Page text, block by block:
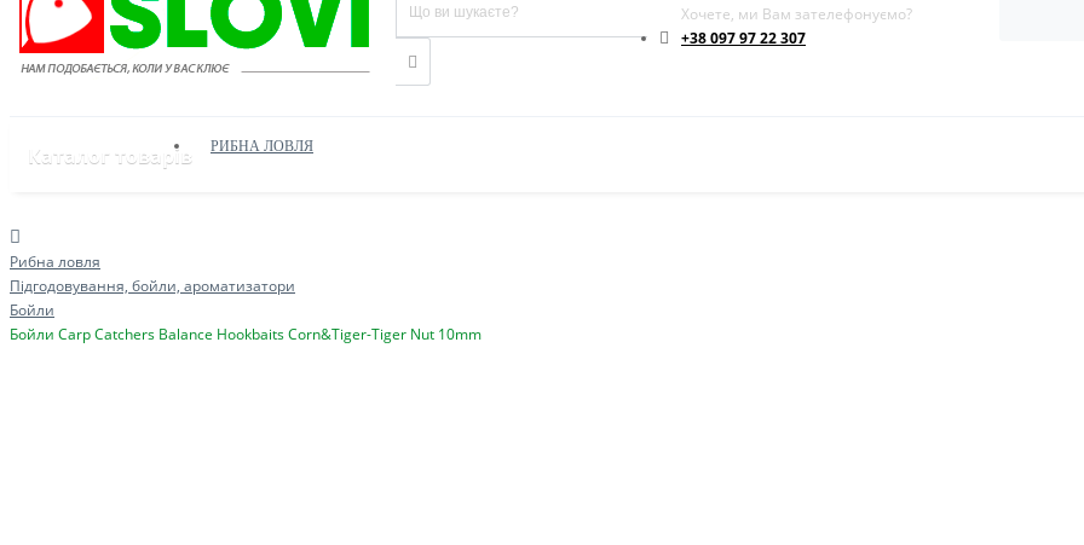
Хочете, ми Вам зателефонуємо?
+38 097 97 22 307
Каталог товарів РИБНА ЛОВЛЯ
Рибна ловля
Підгодовування, бойли, ароматизатори
Бойли
Бойли Carp Catchers Balance Hookbaits Corn&Tiger-Tiger Nut 10mm